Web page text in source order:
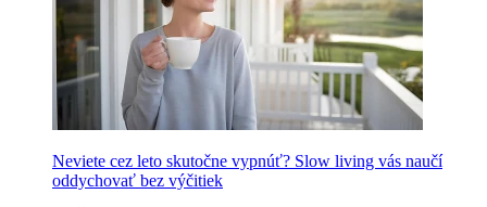
Neviete cez leto skutočne vypnúť? Slow living vás naučí
oddychovať bez výčitiek